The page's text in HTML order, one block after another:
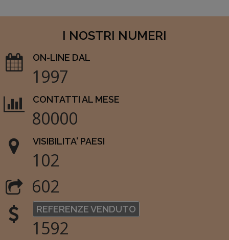
I NOSTRI NUMERI
ON-LINE DAL
1997
CONTATTI AL MESE
80000
VISIBILITA' PAESI
102
602
REFERENZE VENDUTO
1592